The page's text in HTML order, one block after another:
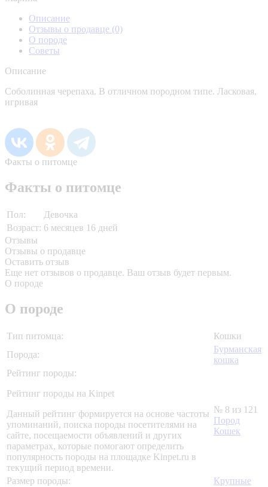
Описание
Отзывы о продавце (0)
О породе
Советы
Описание
Соболинная черепаха. В отличном породном типе. Ласковая,
игривая
Факты о питомце
Факты о питомце
Пол:
Девочка
Возраст: 6 месяцев 16 дней
Отзывы
Отзывы о продавце
Оставить отзыв
Еще нет отзывов о продавце. Ваш отзыв будет первым.
О породе
О породе
Тип питомца:
Кошки
Порода:
Бурманская
кошка
Рейтинг породы:
Рейтинг породы на Kinpet
Данный рейтинг формируется на основе частоты
упоминаний, поиска породы посетителями на
сайте, посещаемости объявлений и других
параметрах, которые помогают определить
популярность породы на площадке Kinpet.ru в
текущий период времени.
№ 8 из 121
Пород
Кошек
Размер породы:
Крупные